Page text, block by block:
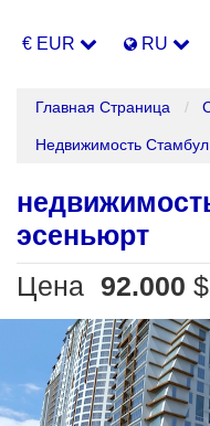
€ EUR RU
Главная Страница
Недвижимость
эсеньюрт
Цена 92.000 $